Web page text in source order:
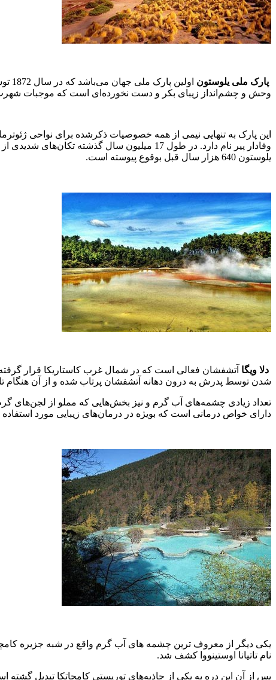
پارک ملی یلوستون
وحش و چشم‌انداز زیبای بکر و دست نخورده‌ای است که موجبات شهرت
یلوستون 640 هزار سال قبل بوقوع پیوسته است.
دلا ویگا آتشفشان فعالی است که در شمال غرب کاستاریکا قرار
شدن توسط پدرش به درون دهانه آتشفشان پرتاب شده و از آن هنگام تابه
تعداد زیادی چشمه‌های آب گرم و نیز بخش‌هایی که مملو از لجن‌های
دارای خواص درمانی است که بویژه در درمان‌های زیبایی مورد استفاده
نام تاتیانا اوستینووا کشف شد.